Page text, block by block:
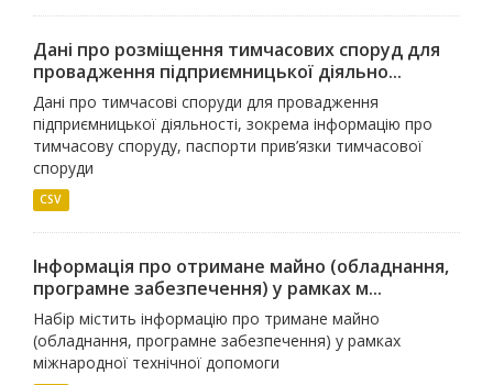
Дані про розміщення тимчасових споруд для
провадження підприємницької діяльно...
Дані про тимчасові споруди для провадження
підприємницької діяльності, зокрема інформацію про
тимчасову споруду, паспорти прив’язки тимчасової
споруди
CSV
Інформація про отримане майно (обладнання,
програмне забезпечення) у рамках м...
Набір містить інформацію про тримане майно
(обладнання, програмне забезпечення) у рамках
міжнародної технічної допомоги